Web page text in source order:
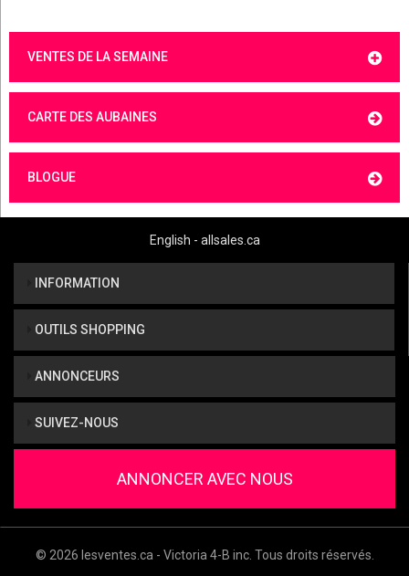
VENTES DE LA SEMAINE
CARTE DES AUBAINES
BLOGUE
English - allsales.ca
INFORMATION
OUTILS SHOPPING
ANNONCEURS
SUIVEZ-NOUS
ANNONCER AVEC NOUS
© 2026 lesventes.ca - Victoria 4-B inc. Tous droits réservés.